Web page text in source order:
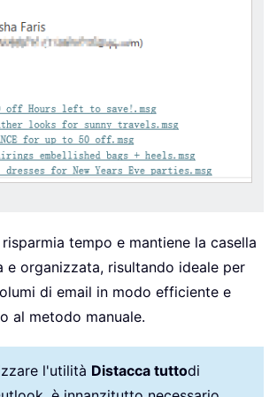
tempo e mantiene la casella
e organizzata, risultando ideale per
di email in modo efficiente e
al metodo manuale.
l'utilità Distacca tuttodi